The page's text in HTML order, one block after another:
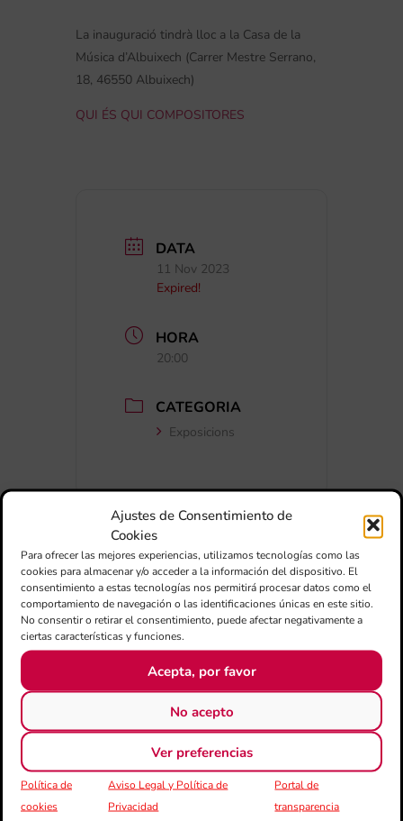
Ajustes de Consentimiento de
Cookies
Para ofrecer las mejores experiencias, utilizamos tecnologías como las
cookies para almacenar y/o acceder a la información del dispositivo. El
consentimiento a estas tecnologías nos permitirá procesar datos como el
comportamiento de navegación o las identificaciones únicas en este sitio.
No consentir o retirar el consentimiento, puede afectar negativamente a
ciertas características y funciones.
Acepta, por favor
No acepto
Ver preferencias
Política de
cookies
Aviso Legal y Política de
Privacidad
Portal de
transparencia
La inauguració tindrà lloc a la Casa de la
Música d’Albuixech (Carrer Mestre Serrano,
18, 46550 Albuixech)
QUI ÉS QUI COMPOSITORES
DATA
11 Nov 2023
Expired!
HORA
20:00
CATEGORIA
Exposicions
+ Afegir a Google Calendar
Exportar + iCal / Outlook